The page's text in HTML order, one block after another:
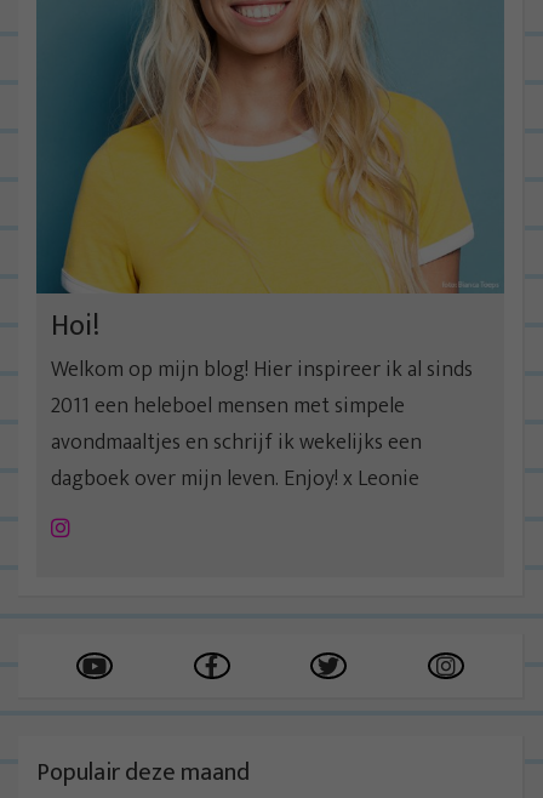
Hoi!
Welkom op mijn blog! Hier inspireer ik al sinds
2011 een heleboel mensen met simpele
avondmaaltjes en schrijf ik wekelijks een
dagboek over mijn leven. Enjoy! x Leonie
Instagram
Populair deze maand